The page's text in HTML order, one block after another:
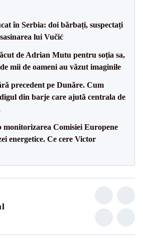
în Serbia: doi bărbați, suspectați
lui Vučić
de Adrian Mutu pentru soția sa,
mii de oameni au văzut imaginile
precedent pe Dunăre. Cum
din barje care ajută centrala de
monitorizarea Comisiei Europene
energetice. Ce cere Victor